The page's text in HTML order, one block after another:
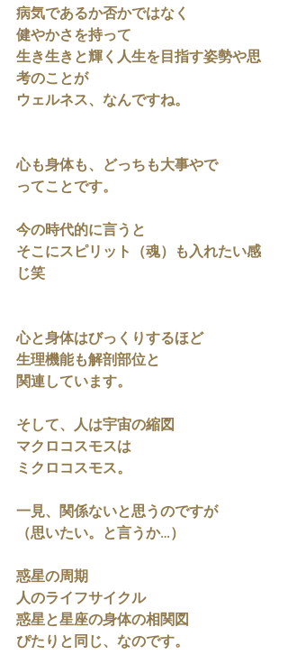
病気であるか否かではなく
健やかさを持って
生き生きと輝く人生を目指す姿勢や思
考のことが
ウェルネス、なんですね。
心も身体も、どっちも大事やで
ってことです。
今の時代的に言うと
そこにスピリット（魂）も入れたい感
じ笑
心と身体はびっくりするほど
生理機能も解剖部位と
関連しています。
そして、人は宇宙の縮図
マクロコスモスは
ミクロコスモス。
一見、関係ないと思うのですが
（思いたい。と言うか…）
惑星の周期
人のライフサイクル
惑星と星座の身体の相関図
ぴたりと同じ、なのです。